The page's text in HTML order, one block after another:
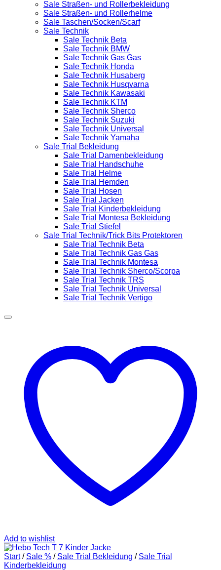
Sale Straßen- und Rollerbekleidung
Sale Straßen- und Rollerhelme
Sale Taschen/Socken/Scarf
Sale Technik
Sale Technik Beta
Sale Technik BMW
Sale Technik Gas Gas
Sale Technik Honda
Sale Technik Husaberg
Sale Technik Husqvarna
Sale Technik Kawasaki
Sale Technik KTM
Sale Technik Sherco
Sale Technik Suzuki
Sale Technik Universal
Sale Technik Yamaha
Sale Trial Bekleidung
Sale Trial Damenbekleidung
Sale Trial Handschuhe
Sale Trial Helme
Sale Trial Hemden
Sale Trial Hosen
Sale Trial Jacken
Sale Trial Kinderbekleidung
Sale Trial Montesa Bekleidung
Sale Trial Stiefel
Sale Trial Technik/Trick Bits Protektoren
Sale Trial Technik Beta
Sale Trial Technik Gas Gas
Sale Trial Technik Montesa
Sale Trial Technik Sherco/Scorpa
Sale Trial Technik TRS
Sale Trial Technik Universal
Sale Trial Technik Vertigo
Add to wishlist
Start / Sale % / Sale Trial Bekleidung / Sale Trial
Kinderbekleidung